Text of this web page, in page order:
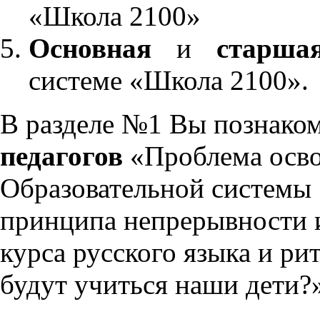
«Школа 2100»
Основнаяи
системе «Школа 2100».
В разделе №1 Вы
педагогов «Проблема
Образовательной
принципа непрерывности
курса русского языка и
будут учиться наши